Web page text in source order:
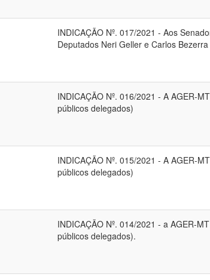
INDICAÇÃO Nº. 017/2021 - Aos
Deputados Neri Geller e Carlos Bezerra
INDICAÇÃO Nº. 016/2021 - A AGER-
públicos delegados)
INDICAÇÃO Nº. 015/2021 - A AGER-
públicos delegados)
INDICAÇÃO Nº. 014/2021 - a AGER-
públicos delegados).